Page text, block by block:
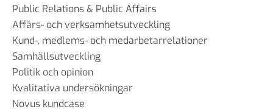
Public Relations & Public Affairs
Affärs- och verksamhetsutveckling
Kund-, medlems- och medarbetarrelationer
Samhällsutveckling
Politik och opinion
Kvalitativa undersökningar
Novus kundcase